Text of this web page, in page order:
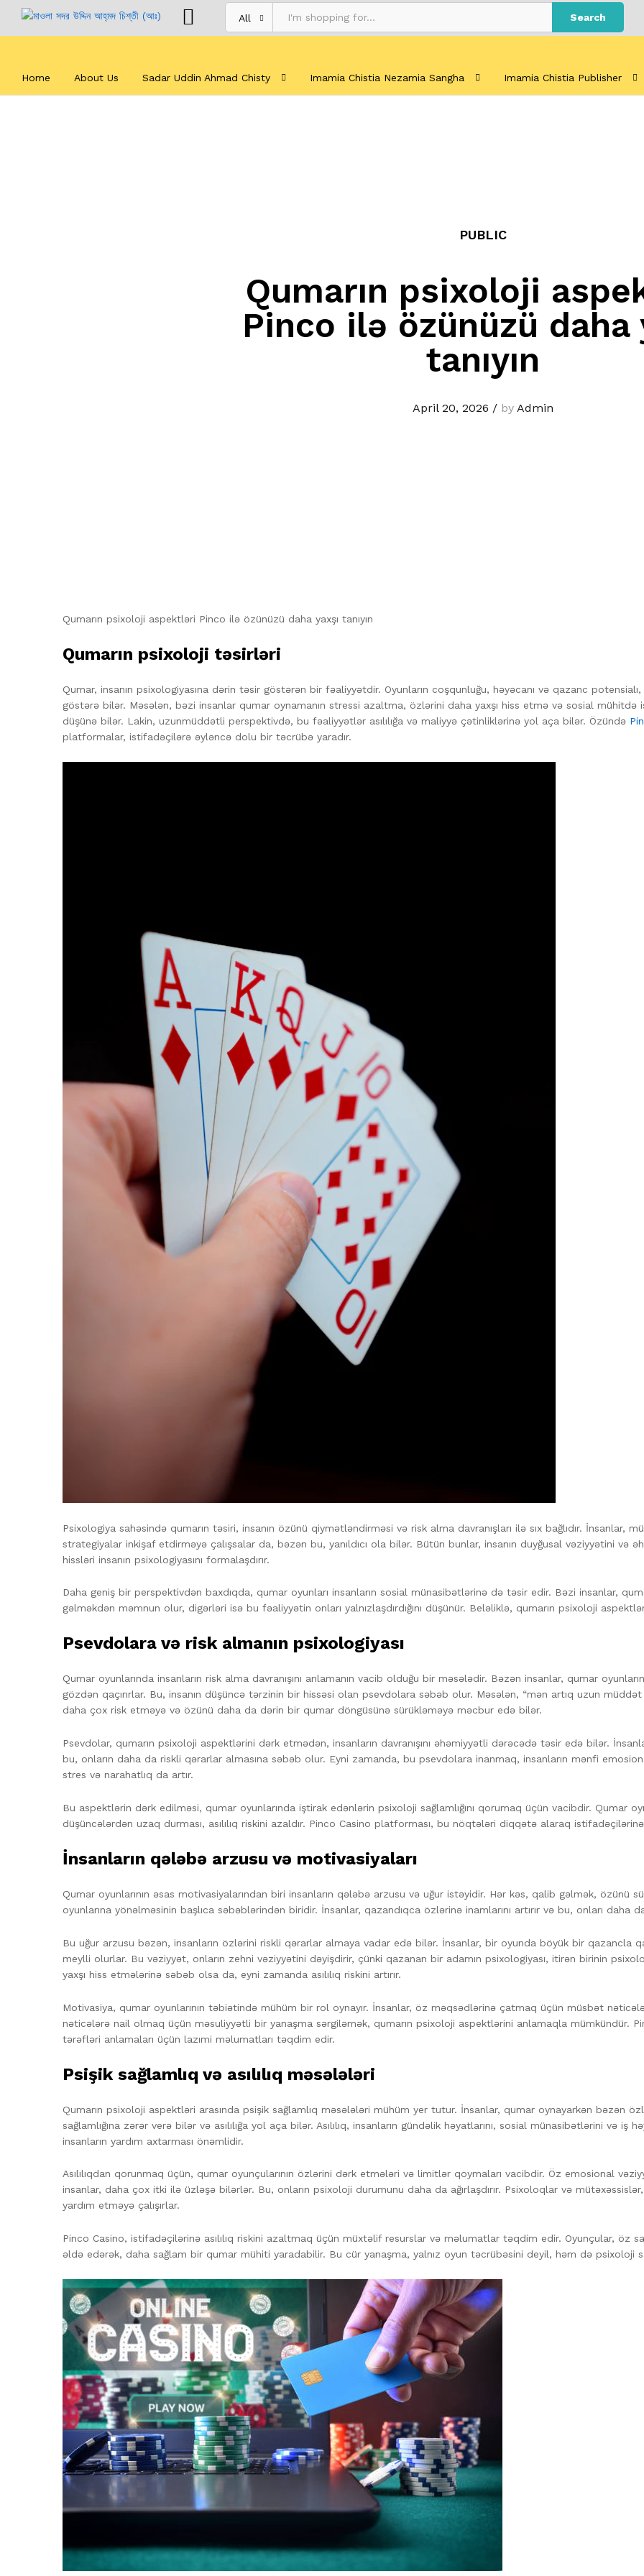
All Search
Home About Us Sadar Uddin Ahmad Chisty Imamia Chistia Nezamia Sangha Imamia Chistia Publisher
PUBLIC
Qumarın psixoloji
Pinco ilə özünüzü daha
tanıyın
April 20, 2026 / by Admin
Qumarın psixoloji aspektləri Pinco ilə özünüzü daha yaxşı tanıyın
Qumarın psixoloji təsirləri
Qumar, insanın psixologiyasına dərin təsir göstərən bir fəaliyyətdir. Oyunların coşqunluğu, həyəcanı və qazanc
göstərə bilər. Məsələn, bəzi insanlar qumar oynamanın stressi azaltma, özlərini daha yaxşı hiss etmə və sosial
düşünə bilər. Lakin, uzunmüddətli perspektivdə, bu fəaliyyətlər asılılığa və maliyyə çətinliklərinə yol aça bilər. Özündə
platformalar, istifadəçilərə əyləncə dolu bir təcrübə yaradır.
Psixologiya sahəsində qumarın təsiri, insanın özünü qiymətləndirməsi və risk alma davranışları ilə sıx bağlıdır. İnsanlar,
strategiyalar inkişaf etdirməyə çalışsalar da, bəzən bu, yanıldıcı ola bilər. Bütün bunlar, insanın duyğusal vəziyyətini və
hissləri insanın psixologiyasını formalaşdırır.
Daha geniş bir perspektivdən baxdıqda, qumar oyunları insanların sosial münasibətlərinə də təsir edir. Bəzi insanlar,
gəlməkdən məmnun olur, digərləri isə bu fəaliyyətin onları yalnızlaşdırdığını düşünür. Beləliklə, qumarın psixoloji
Psevdolara və risk almanın psixologiyası
Qumar oyunlarında insanların risk alma davranışını anlamanın vacib olduğu bir məsələdir. Bəzən insanlar, qumar
gözdən qaçırırlar. Bu, insanın düşüncə tərzinin bir hissəsi olan psevdolara səbəb olur. Məsələn, “mən artıq uzun
daha çox risk etməyə və özünü daha da dərin bir qumar döngüsünə sürükləməyə məcbur edə bilər.
Psevdolar, qumarın psixoloji aspektlərini dərk etmədən, insanların davranışını əhəmiyyətli dərəcədə təsir edə bilər.
bu, onların daha da riskli qərarlar almasına səbəb olur. Eyni zamanda, bu psevdolara inanmaq, insanların mənfi
stres və narahatlıq da artır.
Bu aspektlərin dərk edilməsi, qumar oyunlarında iştirak edənlərin psixoloji sağlamlığını qorumaq üçün vacibdir. Qumar
düşüncələrdən uzaq durması, asılılıq riskini azaldır. Pinco Casino platforması, bu nöqtələri diqqətə alaraq
İnsanların qələbə arzusu və motivasiyaları
Qumar oyunlarının əsas motivasiyalarından biri insanların qələbə arzusu və uğur istəyidir. Hər kəs, qalib gəlmək, özünü
oyunlarına yönəlməsinin başlıca səbəblərindən biridir. İnsanlar, qazandıqca özlərinə inamlarını artırır və bu, onları daha
Bu uğur arzusu bəzən, insanların özlərini riskli qərarlar almaya vadar edə bilər. İnsanlar, bir oyunda böyük bir qazancla
meylli olurlar. Bu vəziyyət, onların zehni vəziyyətini dəyişdirir, çünki qazanan bir adamın psixologiyası, itirən birinin
yaxşı hiss etmələrinə səbəb olsa da, eyni zamanda asılılıq riskini artırır.
Motivasiya, qumar oyunlarının təbiətində mühüm bir rol oynayır. İnsanlar, öz məqsədlərinə çatmaq üçün müsbət
nəticələrə nail olmaq üçün məsuliyyətli bir yanaşma sərgiləmək, qumarın psixoloji aspektlərini anlamaqla mümkündür.
tərəfləri anlamaları üçün lazımi məlumatları təqdim edir.
Psişik sağlamlıq və asılılıq məsələləri
Qumarın psixoloji aspektləri arasında psişik sağlamlıq məsələləri mühüm yer tutur. İnsanlar, qumar oynayarkən bəzən
sağlamlığına zərər verə bilər və asılılığa yol aça bilər. Asılılıq, insanların gündəlik həyatlarını, sosial münasibətlərini və
insanların yardım axtarması önəmlidir.
Asılılıqdan qorunmaq üçün, qumar oyunçularının özlərini dərk etmələri və limitlər qoymaları vacibdir. Öz emosional
insanlar, daha çox itki ilə üzləşə bilərlər. Bu, onların psixoloji durumunu daha da ağırlaşdırır. Psixoloqlar və mütəxəssislər,
yardım etməyə çalışırlar.
Pinco Casino, istifadəçilərinə asılılıq riskini azaltmaq üçün müxtəlif resurslar və məlumatlar təqdim edir. Oyunçular, öz
əldə edərək, daha sağlam bir qumar mühiti yaradabilir. Bu cür yanaşma, yalnız oyun təcrübəsini deyil, həm də psixoloji